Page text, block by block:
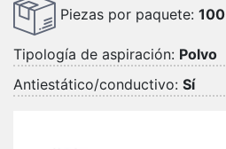
Piezas por paquete: 100
Tipología de aspiración: Polvo
Antiestático/conductivo: Sí